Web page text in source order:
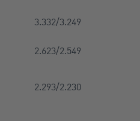
3.332/3.249
2.623/2.549
2.293/2.230